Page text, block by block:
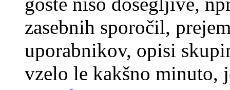
zasebnih sporočil,
uporabnikov, opisi
vzelo le kakšno minuto,